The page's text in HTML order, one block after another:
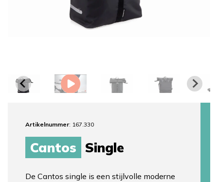
Artikelnummer: 167.330
Cantos Single
De Cantos single is een stijlvolle moderne